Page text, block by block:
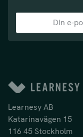
Learnesy AB
Katarinavägen 15
116 45 Stockholm